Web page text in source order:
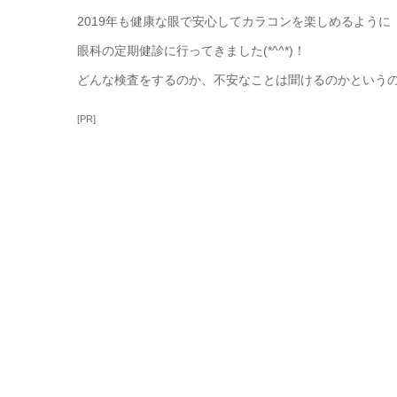
2019年も健康な眼で安心してカラコンを楽しめるように
眼科の定期健診に行ってきました(*^^*)！
どんな検査をするのか、不安なことは聞けるのかという
[PR]